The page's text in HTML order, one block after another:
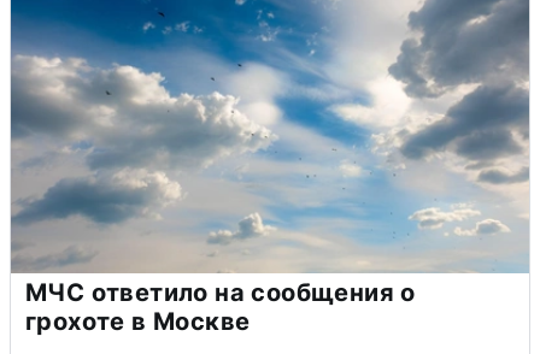
МЧС ответило на сообщения о
грохоте в Москве